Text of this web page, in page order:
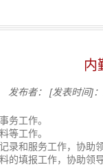
内
发布者： [发表时间]
务工作。
等工作。
录和服务工作，协助
的填报工作，协助领